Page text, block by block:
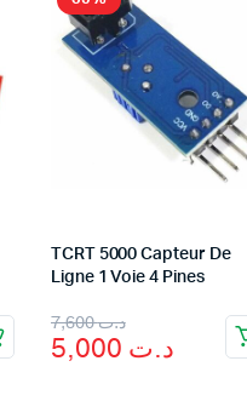
TCRT 5000 Capteur De
Ligne 1 Voie 4 Pines
د.ت7,600
Original
price د.ت
Current
price